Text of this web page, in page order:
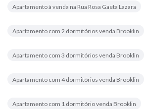
Apartamento à venda na Rua Rosa Gaeta Lazara
Apartamento com 2 dormitórios venda Brooklin
Apartamento com 3 dormitórios venda Brooklin
Apartamento com 4 dormitórios venda Brooklin
Apartamento com 1 dormitório venda Brooklin